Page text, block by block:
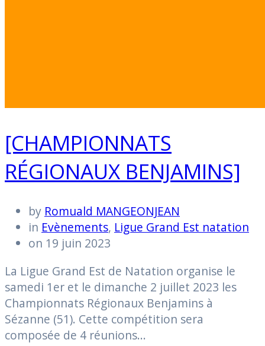
[CHAMPIONNATS
RÉGIONAUX BENJAMINS]
by Romuald MANGEONJEAN
in Evènements, Ligue Grand Est natation
on 19 juin 2023
La Ligue Grand Est de Natation organise le
samedi 1er et le dimanche 2 juillet 2023 les
Championnats Régionaux Benjamins à
Sézanne (51). Cette compétition sera
composée de 4 réunions…